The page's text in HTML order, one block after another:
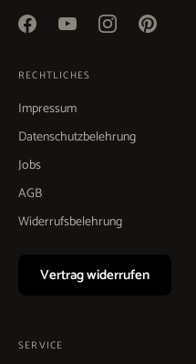
RECHTLICHES
Impressum
Datenschutzbelehrung
Jobs
AGB
Widerrufsbelehrung
Vertrag widerrufen
SERVICE